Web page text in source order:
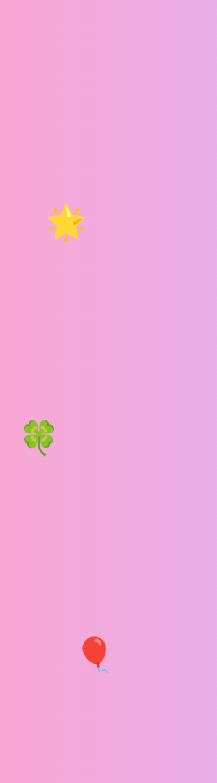
🌟
🎈
🍀